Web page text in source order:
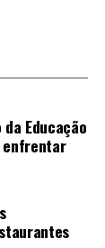
Educação
enfrentar